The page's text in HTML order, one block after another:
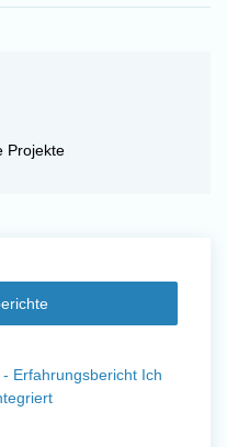
Erfahrungsbericht Ich